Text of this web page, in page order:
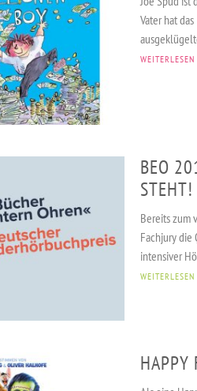
Vater hat
WEITERLESEN
BEO
STEHT!
Bereits zum
Fachjury die
intensiver
WEITERLESEN
HAPPY